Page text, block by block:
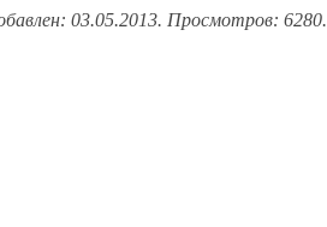
03.05.2013. Просмотров: 6280.